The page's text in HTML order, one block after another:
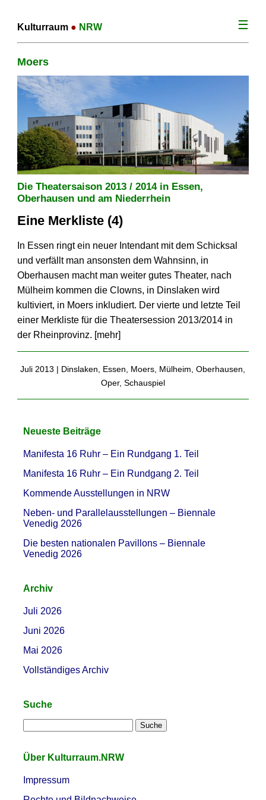
Kulturraum ● NRW ☰
Moers
Die Theatersaison 2013 / 2014 in Essen,
Oberhausen und am Niederrhein
Eine Merkliste (4)
In Essen ringt ein neuer Intendant mit dem Schicksal
und verfällt man ansonsten dem Wahnsinn, in
Oberhausen macht man weiter gutes Theater, nach
Mülheim kommen die Clowns, in Dinslaken wird
kultiviert, in Moers inkludiert. Der vierte und letzte Teil
einer Merkliste für die Theatersession 2013/2014 in
der Rheinprovinz. [mehr]
Juli 2013 | Dinslaken, Essen, Moers, Mülheim,Oberhausen,
Oper, Schauspiel
Neueste Beiträge
Manifesta 16 Ruhr – Ein Rundgang 1. Teil
Manifesta 16 Ruhr – Ein Rundgang 2. Teil
Kommende Ausstellungen in NRW
Neben- und Parallelausstellungen – Biennale
Venedig 2026
Die besten nationalen Pavillons – Biennale
Venedig 2026
Archiv
Juli 2026
Juni 2026
Mai 2026
Vollständiges Archiv
Suche
Über Kulturraum.NRW
Impressum